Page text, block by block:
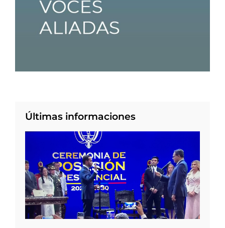
Últimas informaciones